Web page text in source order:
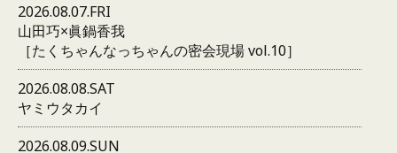
2026.08.07.FRI
山田巧×眞鍋香我
［たくちゃんなっちゃんの密会現場 vol.10］
2026.08.08.SAT
ヤミウタカイ
2026.08.09.SUN